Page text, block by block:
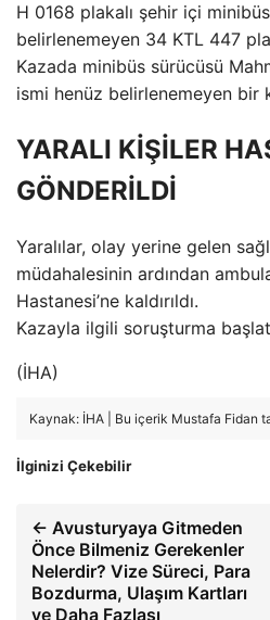
H 0168 plakalı şehir içi
belirlenemeyen 34 KTL 447
Kazada minibüs sürücüsü
ismi henüz belirlenemeyen bir
YARALI KİŞİLER
GÖNDERİLDİ
Yaralılar, olay yerine gelen
müdahalesinin ardından
Hastanesi’ne kaldırıldı.
Kazayla ilgili soruşturma
(İHA)
Kaynak: İHA | Bu içerik Mustafa Fidan
İlginizi Çekebilir
← Avusturyaya Gitmeden
Önce Bilmeniz Gerekenler
Nelerdir? Vize Süreci, Para
Bozdurma, Ulaşım Kartları
ve Daha Fazlası